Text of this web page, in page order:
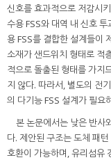
신호를 효과적으로 저감시
수용 FSS와 대역 내 신호
용 FSS를 결합한 설계들이
소재가 샌드위치 형태로 적
적으로 돌출된 형태를 가지
지 않다. 따라서, 별도의 전
의 다기능 FSS 설계가 필요
본 논문에서는 낮은 반사
다. 제안된 구조는 도체 패
호환이 가능하며, 유리섬